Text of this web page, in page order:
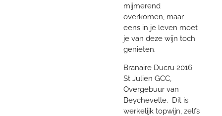
mijmerend
overkomen, maar
eens in je leven moet
je van deze wijn toch
genieten.
Branaire Ducru 2016
St Julien GCC,
Overgebuur van
Beychevelle. Dit is
werkelijk topwijn, zelfs